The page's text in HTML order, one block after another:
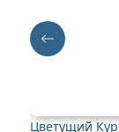
Цветущий